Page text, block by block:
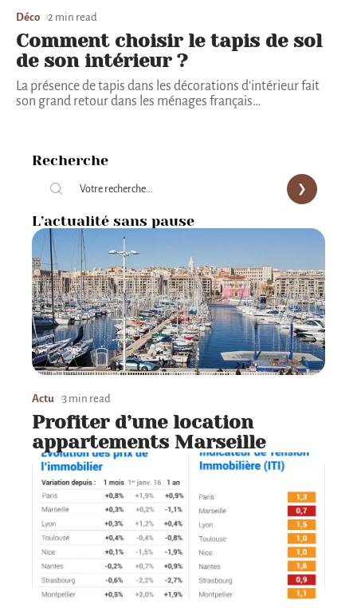
Déco 2 min read
Comment choisir le tapis de sol
de son intérieur ?
La présence de tapis dans les décorations d’intérieur fait
son grand retour dans les ménages français…
Recherche
L’actualité sans pause
Actu 3 min read
Profiter d’une location
appartements Marseille